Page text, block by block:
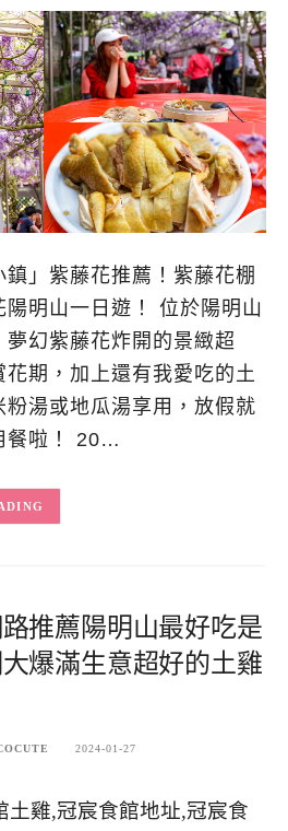
」紫藤花推薦！紫藤花棚
陽明山一日遊！ 位於陽明山
幻紫藤花炸開的景緻超
期，加上還有我愛吃的土
湯或地瓜湯享用，放假就
餐啦！ 20…
推薦陽明山最好吃是
爆滿生意超好的土雞
2024-01-27